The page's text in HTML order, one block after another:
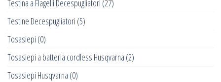
Testina a Flagelli Decespugliatori (27)
Testine Decespugliatori (5)
Tosasiepi (0)
Tosasiepi a batteria cordless Husqvarna (2)
Tosasiepi Husqvarna (0)